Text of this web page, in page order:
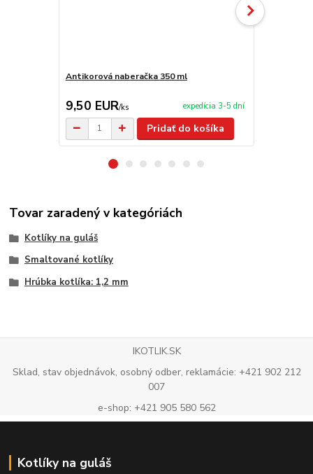
Antikorová naberačka 350 ml
9,50 EUR/ks expedícia 3-5 dní
Pridať do košíka
Tovar zaradený v kategóriách
Kotlíky na guláš
Smaltované kotlíky
Hrúbka kotlíka: 1,2 mm
IKOTLIK.SK
Sklad, stav objednávok, osobný odber, reklamácie: +421 902 212
007
e-shop: +421 905 580 562
Kotlíky na guláš